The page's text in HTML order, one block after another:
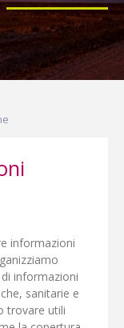
ci
al tuo
informazioni
informazioni
sanitarie e
trovare utili